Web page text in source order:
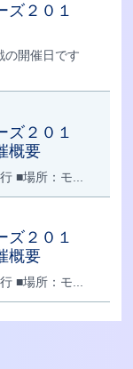
ズ２０１
開催日です
ズ２０１
概要
■場所：モ...
ズ２０１
概要
■場所：モ...